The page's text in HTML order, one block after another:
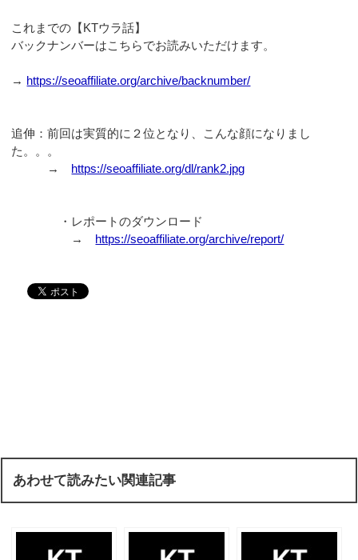
これまでの【KTウラ話】
バックナンバーはこちらでお読みいただけます。
→ https://seoaffiliate.org/archive/backnumber/
追伸：前回は実質的に２位となり、こんな顔になりまし
た。。。
→ https://seoaffiliate.org/dl/rank2.jpg
・レポートのダウンロード
→ https://seoaffiliate.org/archive/report/
あわせて読みたい関連記事